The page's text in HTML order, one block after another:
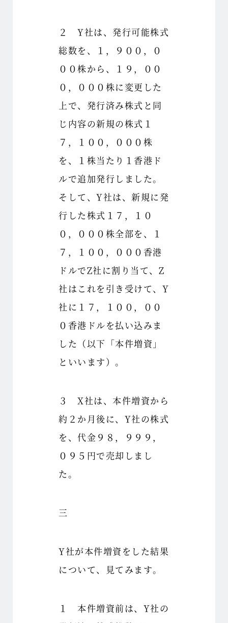
２ Y社は、発行可能株式
総数を、１，９００，０
００株から、１９，００
０，０００株に変更した
上で、発行済み株式と同
じ内容の新規の株式１
７，１００，０００株
を、１株当たり１香港ド
ルで追加発行しました。
そして、Y社は、新規に発
行した株式１７，１０
０，０００株全部を、１
７，１００，０００香港
ドルでZ社に割り当て、Z
社はこれを引き受けて、Y
社に１７，１００，００
０香港ドルを払い込みま
した（以下「本件増資」
といいます）。
３ X社は、本件増資から
約２か月後に、Y社の株式
を、代金９８，９９９，
０９５円で売却しまし
た。
三
Y社が本件増資をした結果
について、見てみます。
１ 本件増資前は、Y社の